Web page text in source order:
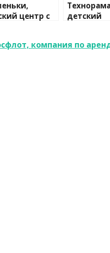
центр с
детский
компания по